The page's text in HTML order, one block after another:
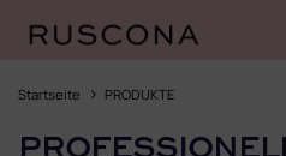
InhaltStartseite PRODUKTE